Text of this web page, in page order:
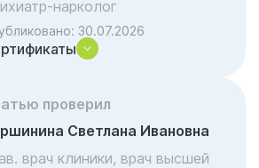
и этика выездной
после отъезда врача?
нарколога vs
скорая
нарколог
30.07.2026
проверил
Светлана Ивановна
врач клиники, врач высшей